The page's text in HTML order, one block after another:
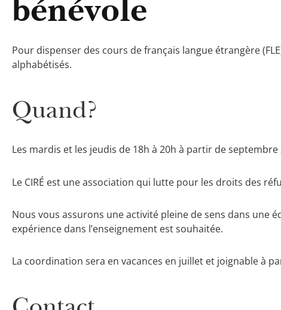
bénévole
Pour dispenser des cours de français langue étrangère
alphabétisés.
Quand?
Les mardis et les jeudis de 18h à 20h à partir de septembre
Le CIRÉ est une association qui lutte pour les droits des
Nous vous assurons une activité pleine de sens dans une
expérience dans l’enseignement est souhaitée.
La coordination sera en vacances en juillet et joignable à